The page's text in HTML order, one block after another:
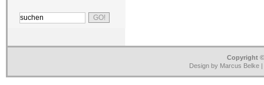
Copyright
Design by Marcus Belke